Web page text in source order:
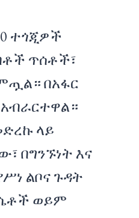
ተጎጂዎች
ጥሰቶች፣
በአፋር
ላይ
በግንኙነት እና
ልቦና ጉዳት
ወይም